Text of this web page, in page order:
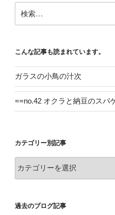
索:
こんな記事も読まれています。
ガラスの小鳥の汁次
==no.42 オクラと納豆のスパ
カテゴリー別記事
テ
ー
過去のブログ記事